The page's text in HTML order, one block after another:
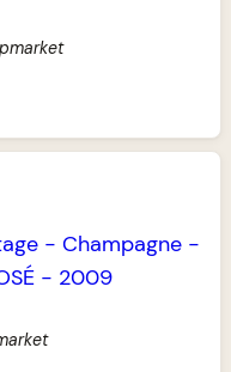
- Champagne-
- 2009